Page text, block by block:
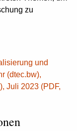
zu
und
(dtec.bw),
Juli 2023 (PDF,